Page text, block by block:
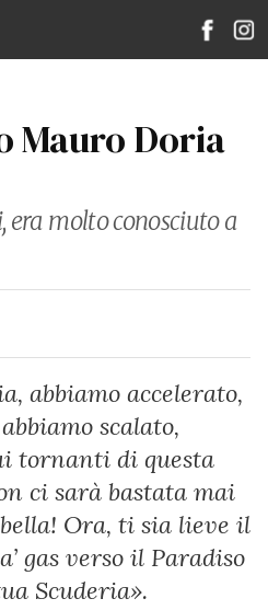
Mauro Doria
era molto conosciuto a
abbiamo accelerato,
scalato,
tornanti di questa
ci sarà bastata mai
Ora, ti sia lieve il
gas verso il Paradiso
Scuderia».